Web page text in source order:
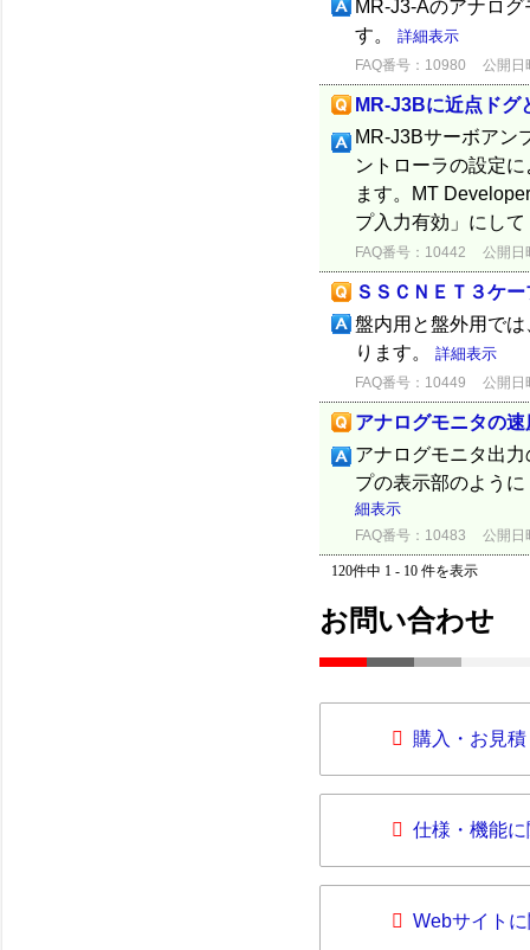
MR-J3-Aのアナロ
す。 詳細表示
FAQ番号：10980 公開日
MR-J3Bに近点ドグ
MR-J3Bサーボアン
ントローラの設定
ます。MT
プ入力有効」にし
FAQ番号：10442 公開日
ＳＳＣＮＥＴ３ケ
盤内用と盤外用で
ります。 詳細表示
FAQ番号：10449 公開日
アナログモニタの
アナログモニタ出
プの表示部のよう
細表示
FAQ番号：10483 公開日
120件中 1 - 10 件を表示
お問い合わせ
購入・お見
仕様・機能
Webサイト